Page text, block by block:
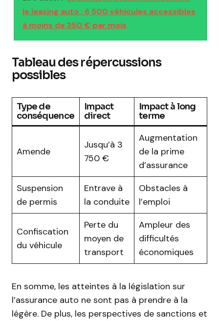
le leasing auto : 6 500 véhicules accessibles
à moins de 350 € par mois
Tableau des répercussions
possibles
Type de
conséquence
Impact
direct
Impact à long
terme
Amende
Jusqu’à 3
750 €
Augmentation
de la prime
d’assurance
Suspension
de permis
Entrave à
la conduite
Obstacles à
l’emploi
Confiscation
du véhicule
Perte du
moyen de
transport
Ampleur des
difficultés
économiques
En somme, les atteintes à la législation sur
l’assurance auto ne sont pas à prendre à la
légère. De plus, les perspectives de sanctions et